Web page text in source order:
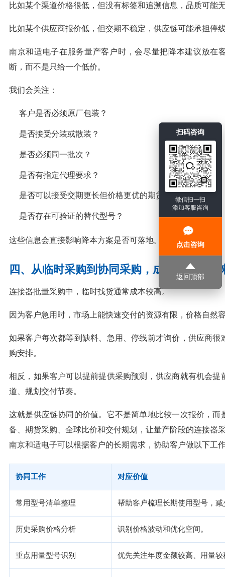
扫码咨询
微信扫一扫
添加客服咨询
点击咨询
返回顶部
比如某个渠道价格很低，但没有标签和追溯信息，品质可能
比如某个供应商报价低，但交期不稳定，供应链可能承担停
南京和适电子在服务量产客户时，会尽量把降本建议放在
断，而不是只给一个低价。
我们会关注：
客户是否必须原厂包装？
是否接受分装或散装？
是否必须同一批次？
是否有指定代理要求？
是否可以接受交期更长但价格更优的期货方案？
是否存在可验证的替代型号？
这些信息会直接影响降本方案是否可落地。
四、从临时采购到协同采购，成本差异会越
连接器批量采购中，临时找货通常成本较高。
因为客户急用时，市场上能快速交付的资源有限，价格自然
如果客户每次都等到缺料、急用、停线前才询价，供应商很
购安排。
相反，如果客户可以提前提供采购预测，供应商就有机会提
道、规划交付节奏。
这就是供应链协同的价值。它不是简单地比较一次报价，而
备、期货采购、全球比价和交付规划，让量产阶段的连接器
南京和适电子可以根据客户的长期需求，协助客户做以下工
协同工作 对应价值
常用型号清单整理 帮助客户梳理长期使用型号，
历史采购价格分析 识别价格波动和优化空间。
重点用量型号识别 优先关注年度金额较高、用量